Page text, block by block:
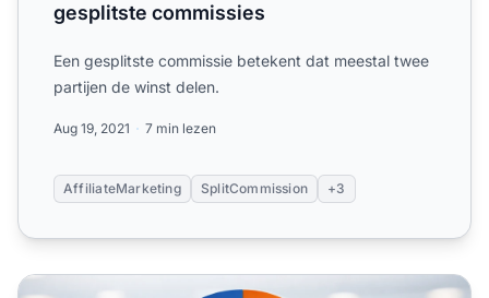
gesplitste commissies
Een gesplitste commissie betekent dat meestal twee
partijen de winst delen.
Aug 19, 2021 7 min lezen
AffiliateMarketing SplitCommission +3
Gedeelde Commissies in Affiliate Marketing: Een